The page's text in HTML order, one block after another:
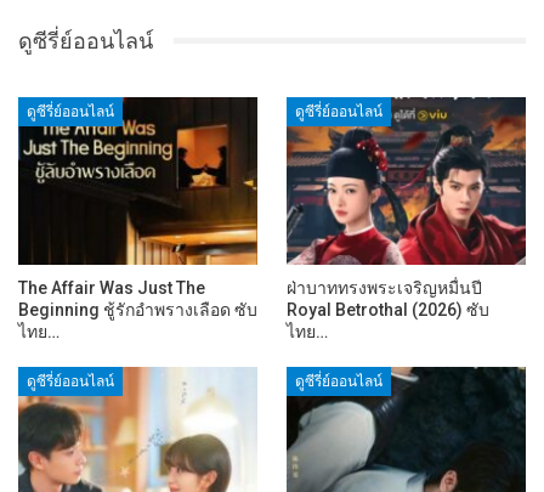
ดูซีรี่ย์ออนไลน์
ดูซีรี่ย์ออนไลน์
The Affair Was Just The
Beginning ชู้รักอำพรางเลือด ซับ
ไทย…
ดูซีรี่ย์ออนไลน์
ฝ่าบาททรงพระเจริญหมื่นปี
Royal Betrothal (2026) ซับ
ไทย…
ดูซีรี่ย์ออนไลน์ ดูซีรี่ย์ออนไลน์